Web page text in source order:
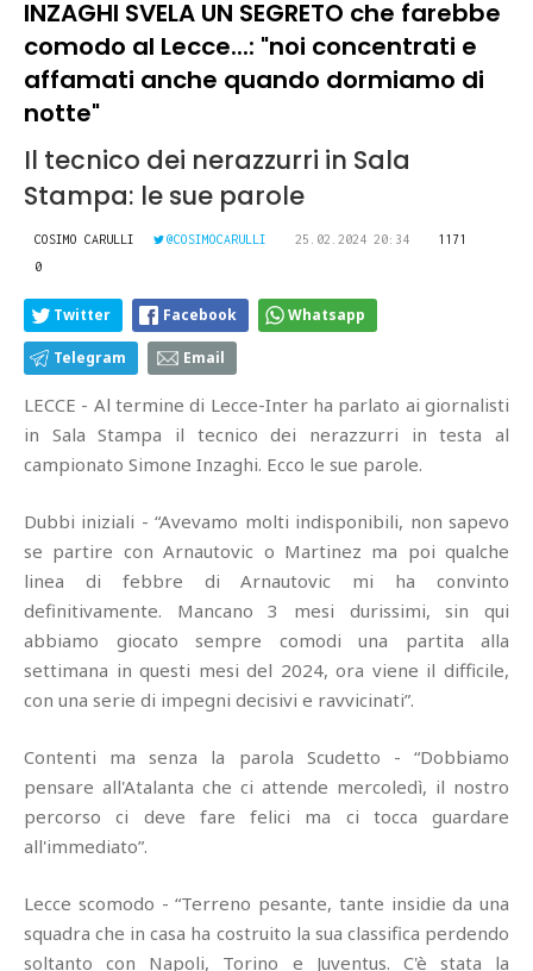
INZAGHI SVELA UN SEGRETO che farebbe
comodo al Lecce...: "noi concentrati e
affamati anche quando dormiamo di
notte"
Il tecnico dei nerazzurri in Sala
Stampa: le sue parole
COSIMO CARULLI @COSIMOCARULLI 25.02.2024 20:34
1171
0
Twitter Facebook Whatsapp
Telegram Email
LECCE - Al termine di Lecce-Inter ha parlato ai giornalisti
in Sala Stampa il tecnico dei nerazzurri in testa al
campionato Simone Inzaghi. Ecco le sue parole.
Dubbi iniziali - “Avevamo molti indisponibili, non sapevo
se partire con Arnautovic o Martinez ma poi qualche
linea di febbre di Arnautovic mi ha convinto
definitivamente. Mancano 3 mesi durissimi, sin qui
abbiamo giocato sempre comodi una partita alla
settimana in questi mesi del 2024, ora viene il difficile,
con una serie di impegni decisivi e ravvicinati”.
Contenti ma senza la parola Scudetto - “Dobbiamo
pensare all'Atalanta che ci attende mercoledì, il nostro
percorso ci deve fare felici ma ci tocca guardare
all'immediato”.
Lecce scomodo - “Terreno pesante, tante insidie da una
squadra che in casa ha costruito la sua classifica perdendo
soltanto con Napoli, Torino e Juventus. C'è stata la